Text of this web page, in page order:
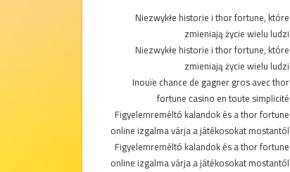
Niezwykłe historie i thor fortune, które
zmieniają życie wielu ludzi
Niezwykłe historie i thor fortune, które
zmieniają życie wielu ludzi
Inouïe chance de gagner gros avec thor
fortune casino en toute simplicité
Figyelemreméltó kalandok és a thor fortune
online izgalma várja a játékosokat mostantól
Figyelemreméltó kalandok és a thor fortune
online izgalma várja a játékosokat mostantól